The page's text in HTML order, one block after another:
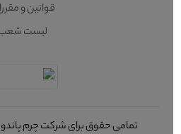
قوانین و
لیست شعب
تمامی حقوق برای شرکت چرم پاندورا